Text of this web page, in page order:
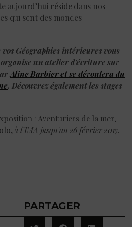
aujourd’hui réside dans nos
qui sont des mondes
Géographies intérieures vous
un atelier d’écriture sur
Aline Barbier et se déroulera du
. Découvrez également les stages
: Aventuriers de la mer,
à l’IMA jusqu’au 26 février 2017.
PARTAGER